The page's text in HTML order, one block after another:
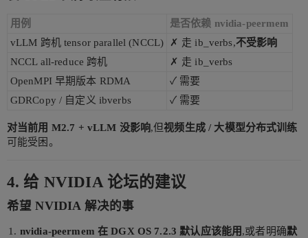
用例
是否依赖 nvidia-peermem
vLLM 跨机 tensor parallel (NCCL)
✗ 走 ib_verbs,不受影响
NCCL all-reduce 跨机
✗ 走 ib_verbs
OpenMPI 早期版本 RDMA
✓ 需要
GDRCopy / 自定义 ibverbs
✓ 需要
对当前用 M2.7 + vLLM 没影响,但视频生成 / 大模型分布式训练
可能受困。
4. 给 NVIDIA 论坛的建议
希望 NVIDIA 解决的事
nvidia-peermem 在 DGX OS 7.2.3 默认应该能用 ,或者明确默